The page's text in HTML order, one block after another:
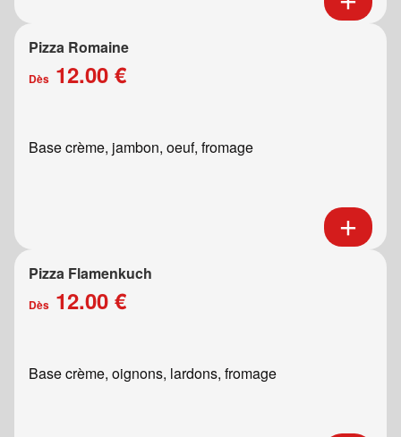
Pizza Romaine
Dès 12.00 €
Base crème, jambon, oeuf, fromage
Pizza Flamenkuch
Dès 12.00 €
Base crème, oignons, lardons, fromage